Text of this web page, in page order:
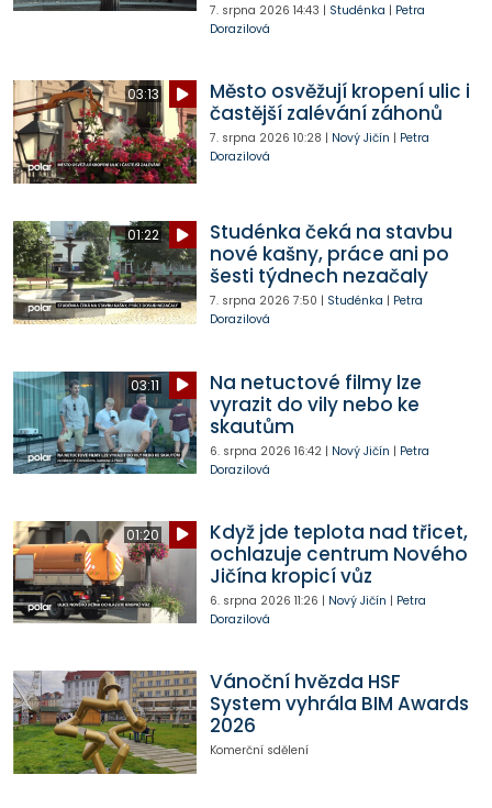
7. srpna 2026 14:43 | Studénka | Petra
Dorazilová
03:13
Město osvěžují kropení ulic i
častější zalévání záhonů
7. srpna 2026 10:28 | Nový Jičín | Petra
Dorazilová
01:22
Studénka čeká na stavbu
nové kašny, práce ani po
šesti týdnech nezačaly
7. srpna 2026 7:50 | Studénka | Petra
Dorazilová
03:11
Na netuctové filmy lze
vyrazit do vily nebo ke
skautům
6. srpna 2026 16:42| Nový Jičín | Petra
Dorazilová
01:20
Když jde teplota nad třicet,
ochlazuje centrum Nového
Jičína kropicí vůz
6. srpna 2026 11:26 | Nový Jičín | Petra
Dorazilová
Vánoční hvězda HSF
System vyhrála BIM Awards
2026
Komerční sdělení